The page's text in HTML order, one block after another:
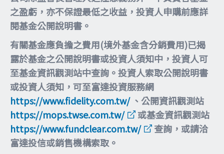
之盈虧，亦不保證最低之收益，投資人申購前應詳
閱基金公開說明書。
有關基金應負擔之費用(境外基金含分銷費用)已揭
露於基金之公開說明書或投資人須知中，投資人可
至基金資訊觀測站中查詢。投資人索取公開說明書
或投資人須知，可至富達投資服務網
https://www.fidelity.com.tw/、公開資訊觀測站
https://mops.twse.com.tw/
或基金資訊觀測站
https://www.fundclear.com.tw/
查詢，或請洽
富達投信或銷售機構索取。